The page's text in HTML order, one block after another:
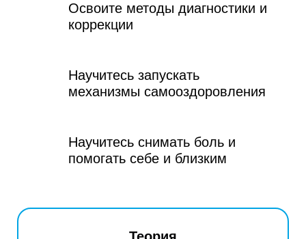
Освоите методы диагностики и
коррекции
Научитесь запускать
механизмы самооздоровления
Научитесь снимать боль и
помогать себе и близким